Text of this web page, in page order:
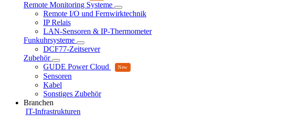
Remote Monitoring Systeme
Remote I/O und Fernwirktechnik
IP Relais
LAN-Sensoren & IP-Thermometer
Funkuhrsysteme
DCF77-Zeitserver
Zubehör
GUDE Power Cloud
Sensoren
Kabel
Sonstiges Zubehör
Branchen
IT-Infrastrukturen